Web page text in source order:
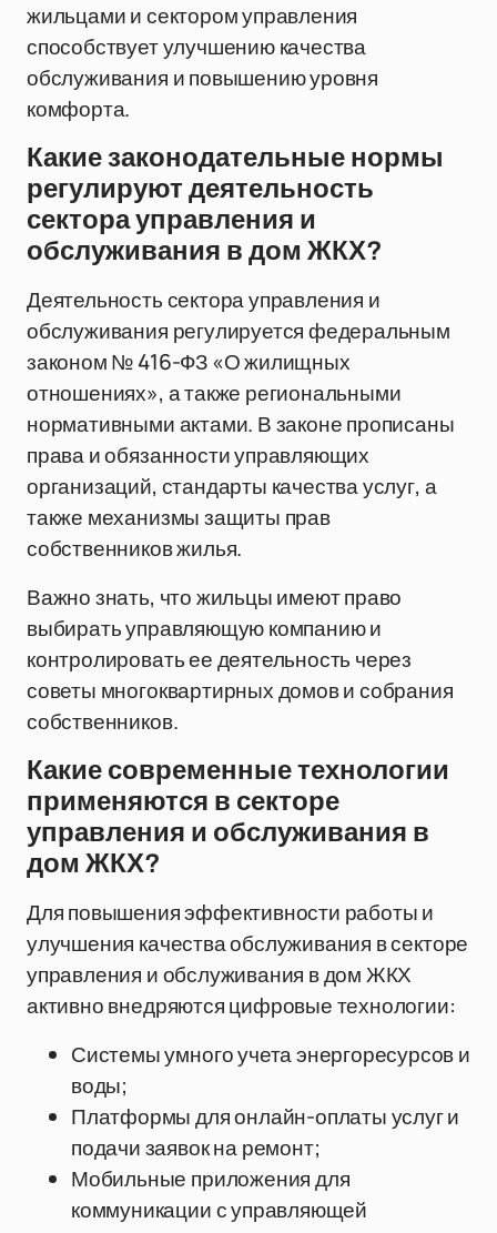
жильцами и сектором управления
способствует улучшению качества
обслуживания и повышению уровня
комфорта.
Какие законодательные нормы
регулируют деятельность
сектора управления и
обслуживания в дом ЖКХ?
Деятельность сектора управления и
обслуживания регулируется федеральным
законом № 416-ФЗ «О жилищных
отношениях», а также региональными
нормативными актами. В законе прописаны
права и обязанности управляющих
организаций, стандарты качества услуг, а
также механизмы защиты прав
собственников жилья.
Важно знать, что жильцы имеют право
выбирать управляющую компанию и
контролировать ее деятельность через
советы многоквартирных домов и собрания
собственников.
Какие современные технологии
применяются в секторе
управления и обслуживания в
дом ЖКХ?
Для повышения эффективности работы и
улучшения качества обслуживания в секторе
управления и обслуживания в дом ЖКХ
активно внедряются цифровые технологии:
Системы умного учета энергоресурсов и
воды;
Платформы для онлайн-оплаты услуг и
подачи заявок на ремонт;
Мобильные приложения для
коммуникации с управляющей